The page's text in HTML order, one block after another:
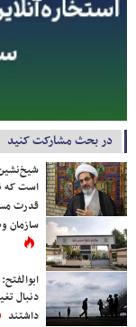
در بحث مشارکت کنید
است که
قدرت
سازمان
دنبال
داشتند